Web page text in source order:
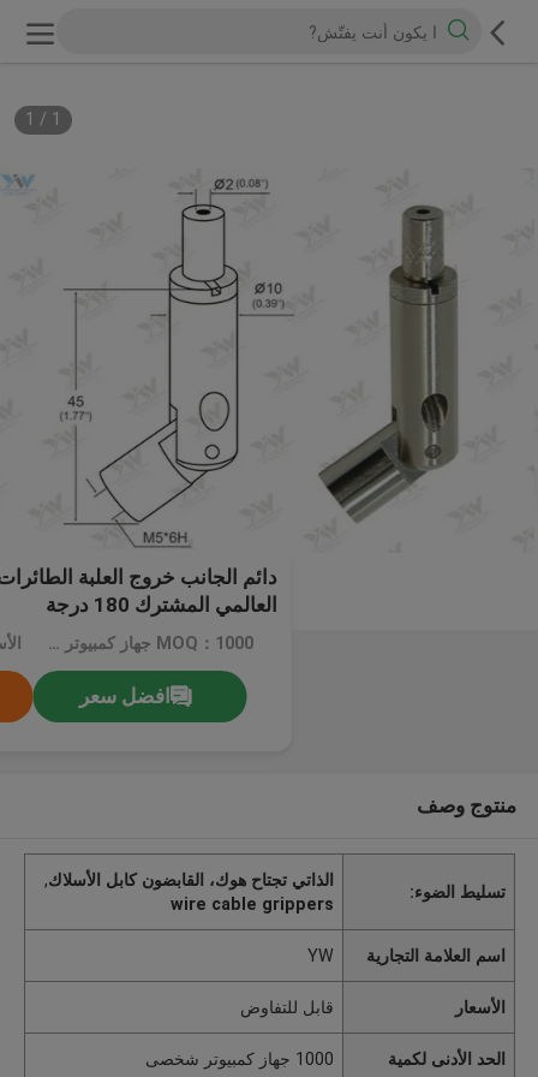
1
/
1
دائم الجانب خروج العلبة
العالمي المشترك 180 درجة
MOQ：1000 جهاز كمبيوتر شخصى
افضل سعر
منتوج وصف
تسليط الضوء:
الذاتي تجتاح هوك، القابضون كابل الأسلاك,
wire cable grippers
اسم العلامة التجارية YW
الأسعار قابل للتفاوض
الحد الأدنى لكمية 1000 جهاز كمبيوتر شخصى